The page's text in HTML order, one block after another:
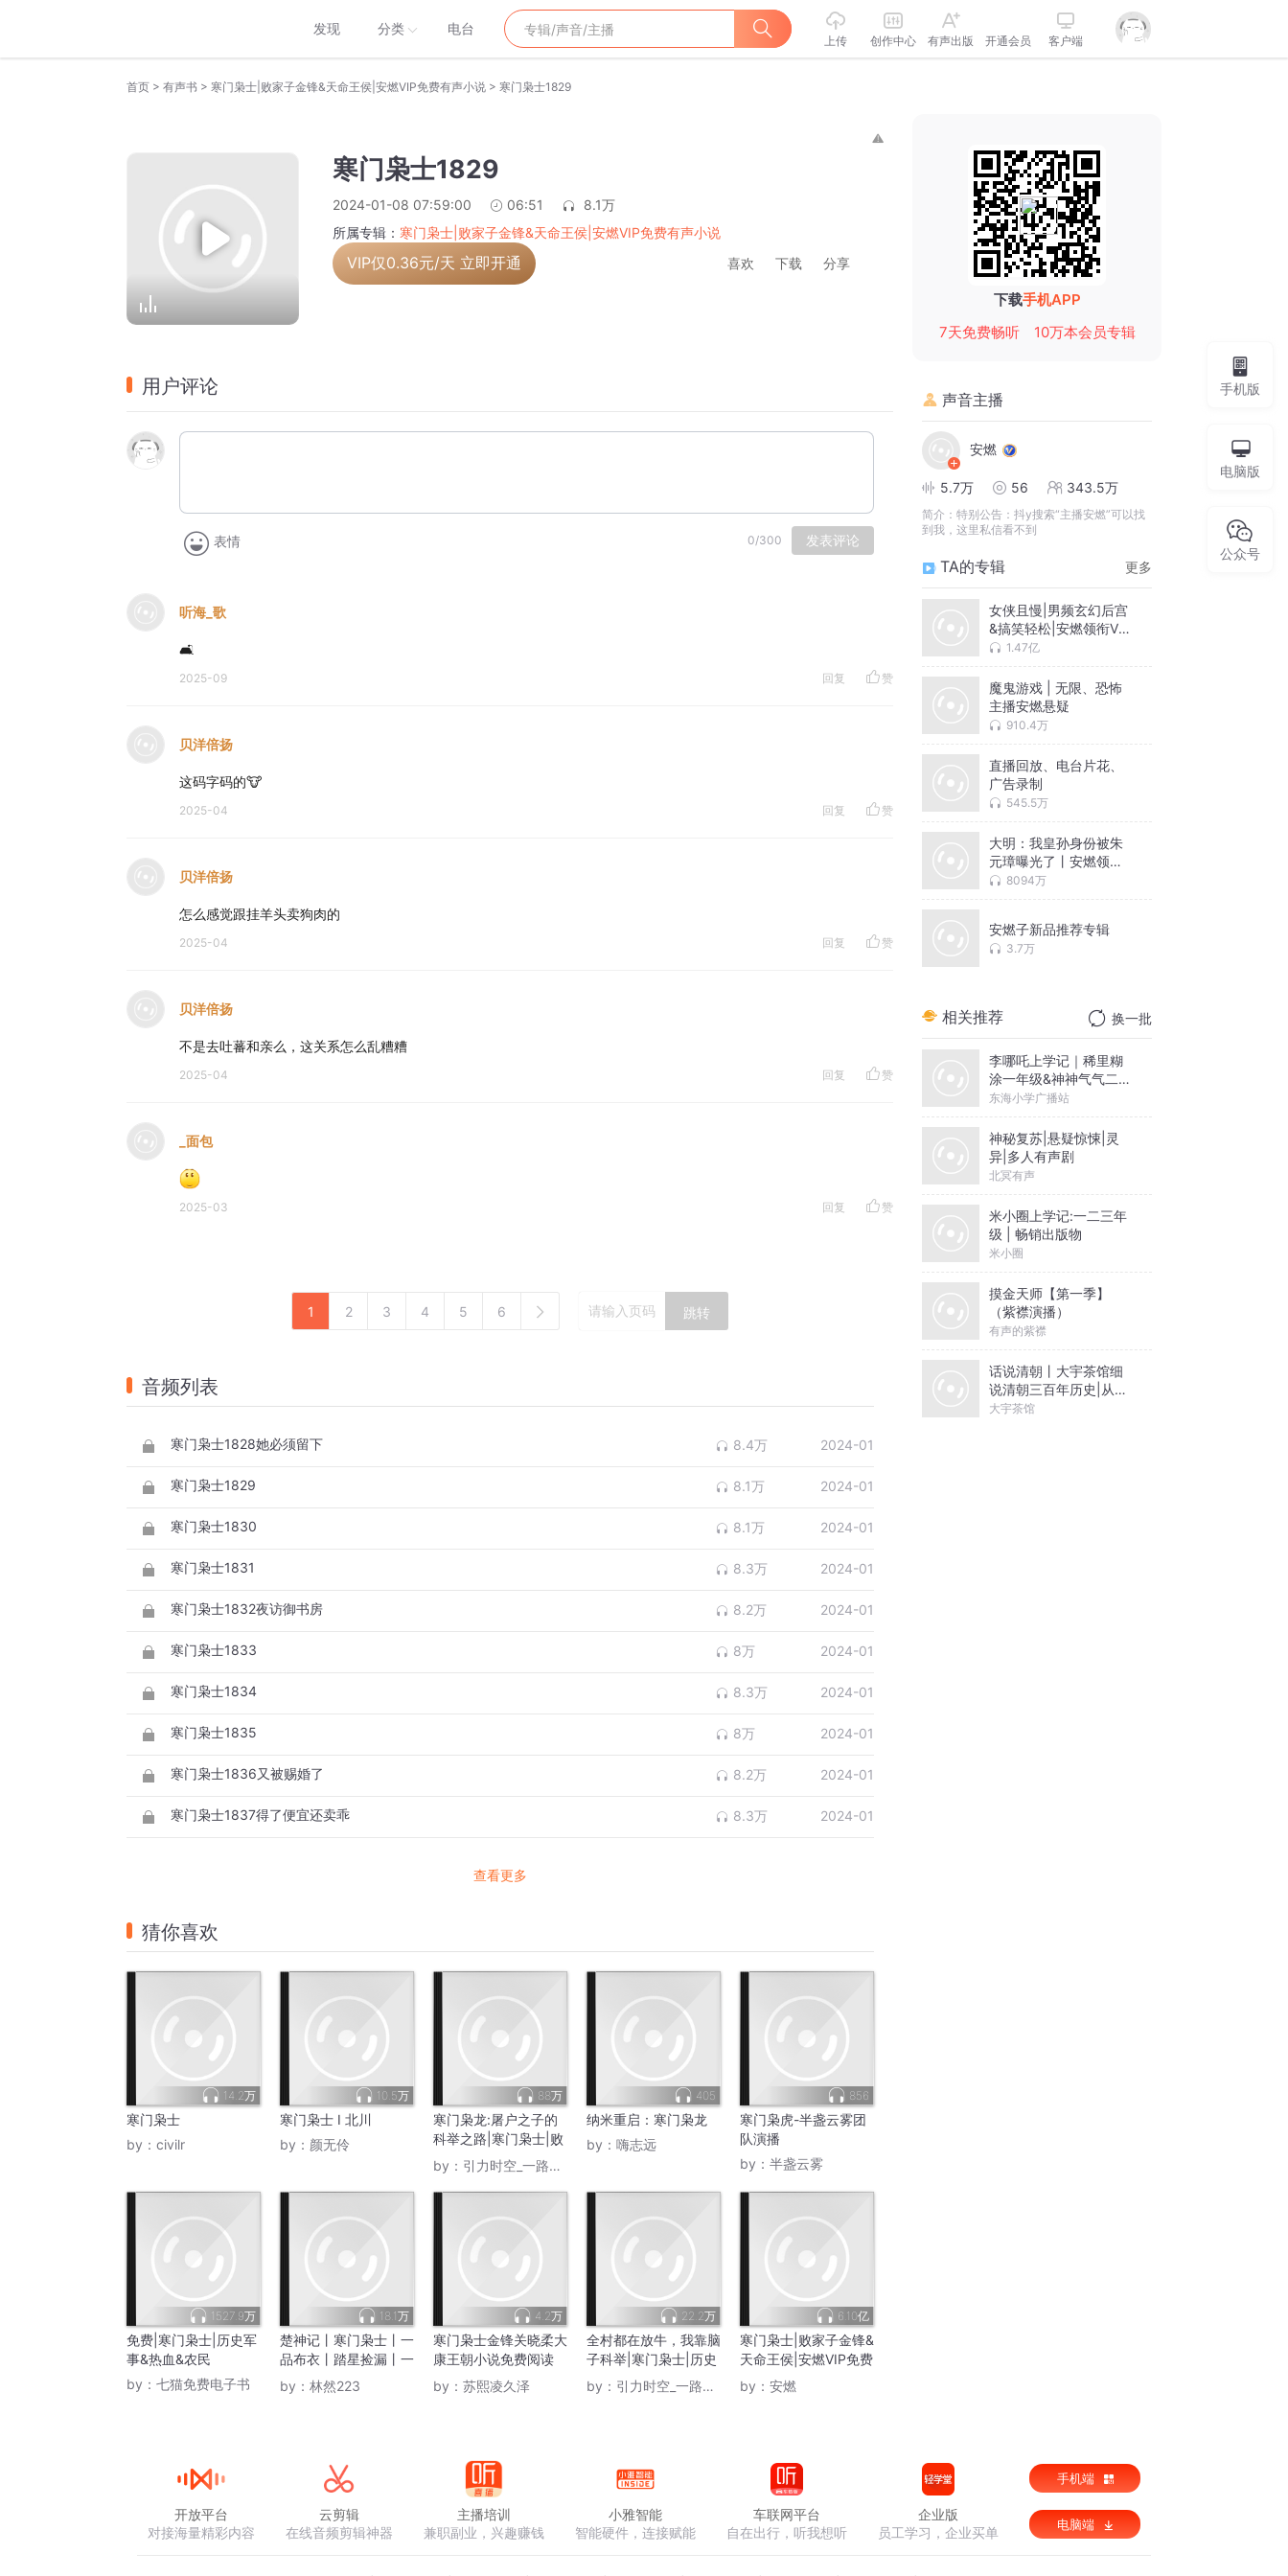
发现 分类 电台
上传 创作中心 有声出版 开通会员 客户端
首页 > 有声书 > 寒门枭士|败家子金锋&天命王侯|安燃VIP免费有声小说 > 寒门枭士1829
寒门枭士1829
2024-01-08 07:59:00 06:51
8.1万
所属专辑： 寒门枭士|败家子金锋&天命王侯|安燃VIP免费有声小说
VIP仅0.36元/天 立即开通 喜欢 下载 分享
用户评论
表情 0/300 发表评论
听海_歌
🛋️
2025-09 回复 赞
贝洋倍扬
这码字码的🐮
2025-04 回复 赞
贝洋倍扬
怎么感觉跟挂羊头卖狗肉的
2025-04 回复 赞
贝洋倍扬
不是去吐蕃和亲么，这关系怎么乱糟糟
2025-04 回复 赞
_面包
2025-03 回复 赞
1 2 3 4 5 6 跳转
音频列表
寒门枭士1828她必须留下 8.4万 2024-01
寒门枭士1829 8.1万 2024-01
寒门枭士1830 8.1万 2024-01
寒门枭士1831 8.3万 2024-01
寒门枭士1832夜访御书房 8.2万 2024-01
寒门枭士1833 8万 2024-01
寒门枭士1834 8.3万 2024-01
寒门枭士1835 8万 2024-01
寒门枭士1836又被赐婚了 8.2万 2024-01
寒门枭士1837得了便宜还卖乖 8.3万 2024-01
查看更多
猜你喜欢
14.2万
寒门枭士
by： civilr
10.5万
寒门枭士 I 北川
by： 颜无伶
88万
寒门枭龙:屠户之子的
科举之路|寒门枭士|败
家子逆袭
by： 引力时空_一路听天下
405
纳米重启：寒门枭龙
by： 嗨志远
856
寒门枭虎-半盏云雾团
队演播
by： 半盏云雾
1527.9万
免费|寒门枭士|历史军
事&热血&农民
by： 七猫免费电子书
18.1万
楚神记丨寒门枭士丨一
品布衣丨踏星捡漏丨一
剑独尊！
by： 林然223
4.2万
寒门枭士金锋关晓柔大
康王朝小说免费阅读
北川
by： 苏熙凌久泽
22.2万
全村都在放牛，我靠脑
子科举|寒门枭士|历史
穿越系统
by： 引力时空_一路听天下
6.10亿
寒门枭士|败家子金锋&
天命王侯|安燃VIP免费
有声小说
by： 安燃
下载手机APP
7天免费畅听
10万本会员专辑
声音主播
安燃
5.7万 56 343.5万
简介： 特别公告：抖y搜索“主播安燃”可以找
到我，这里私信看不到
TA的专辑 更多
女侠且慢|男频玄幻后宫
&搞笑轻松|安燃领衔VIP
免费有声小说
1.47亿
魔鬼游戏 | 无限、恐怖
主播安燃悬疑
910.4万
直播回放、电台片花、
广告录制
545.5万
大明：我皇孙身份被朱
元璋曝光了丨安燃领衔
历史穿越爆款丨多人有
8094万
安燃子新品推荐专辑
3.7万
相关推荐 换一批
李哪吒上学记｜稀里糊
涂一年级&神神气气二年
级
东海小学广播站
神秘复苏|悬疑惊悚|灵
异|多人有声剧
北冥有声
米小圈上学记:一二三年
级 | 畅销出版物
米小圈
摸金天师【第一季】
（紫襟演播）
有声的紫襟
话说清朝丨大宇茶馆细
说清朝三百年历史|从努
尔哈赤到末代皇帝溥仪|
大宇茶馆
手机版
电脑版
公众号
开放平台
对接海量精彩内容
云剪辑
在线音频剪辑神器
主播培训
兼职副业，兴趣赚钱
小雅智能
智能硬件，连接赋能
车联网平台
自在出行，听我想听
企业版
员工学习，企业买单
手机端
电脑端